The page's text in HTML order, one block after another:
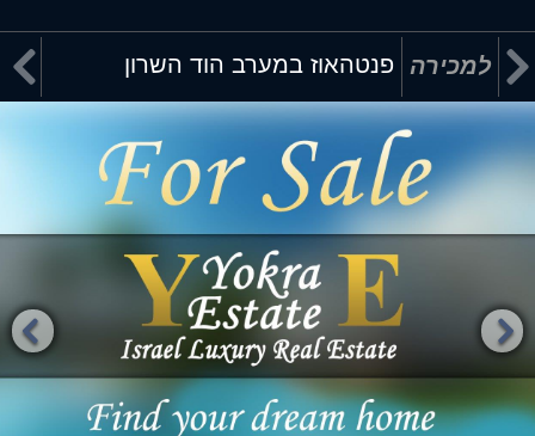
תוכן
מרכזי,
באפשרותך
ללחוץ
כדי
 למכירה פנטהאוז במערב הוד השרון 

